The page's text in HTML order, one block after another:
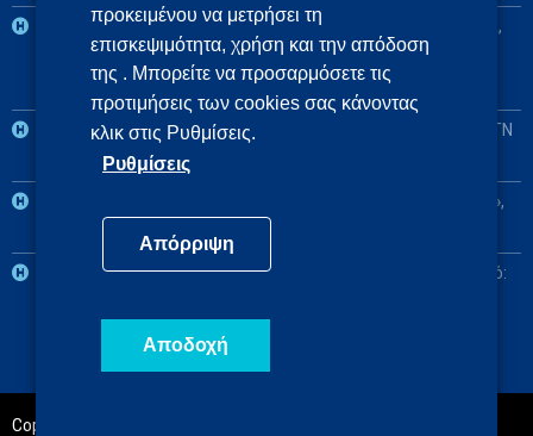
3η και 4η ΥΠΕ: Βασικό: Πανεπιστημιακό ΓΝ Θεσσαλονίκης ΑΧΕΠΑ,
Αναπληρωματικά: Πανεπιστημιακό ΓΝ Αλεξανδρούπολης, ΓΝ
Πτολεμαΐδας «Μποδοσάκειο»
5η ΥΠΕ: Βασικό: Πανεπιστημιακό ΓΝ Λάρισας, Αναπληρωματικό: ΓΝ
6η ΥΠΕ: Βασικό: Πανεπιστημιακό ΓΝ Πατρών «Παναγιά η Βοήθεια»,
Αναπληρωματικό: Πανεπιστημιακό ΓΝ Ιωαννίνων
7η ΥΠΕ: Βασικό: Πανεπιστημιακό ΓΝ Ηρακλείου, Αναπληρωματικό:
Copyright@2020 | Powered by
προκειμένου να μετρήσει τη
επισκεψιμότητα, χρήση και την απόδοση
της . Μπορείτε να προσαρμόσετε τις
προτιμήσεις των cookies σας κάνοντας
κλικ στις Ρυθμίσεις.
Ρυθμίσεις
Απόρριψη
Αποδοχή